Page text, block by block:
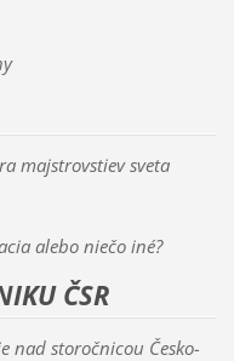
majstrovstiev sveta
alebo niečo iné?
ČSR
nad storočnicou Česko-